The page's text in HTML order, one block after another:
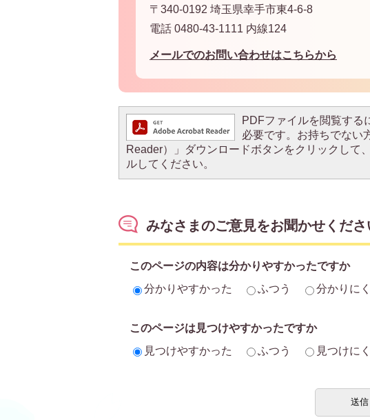
〒340-0192 埼玉県幸手市東4-6-8
電話 0480-43-1111 内線124
メールでのお問い合わせはこちらから
PDFファイルを閲覧する
必要です。お持ちでない
Reader）」ダウンロードボタンをクリックして
ルしてください。
みなさまのご意見をお聞かせくださ
このページの内容は分かりやすかったですか
分かりやすかった
ふつう 分かりに
このページは見つけやすかったですか
見つけやすかった
ふつう 見つけに